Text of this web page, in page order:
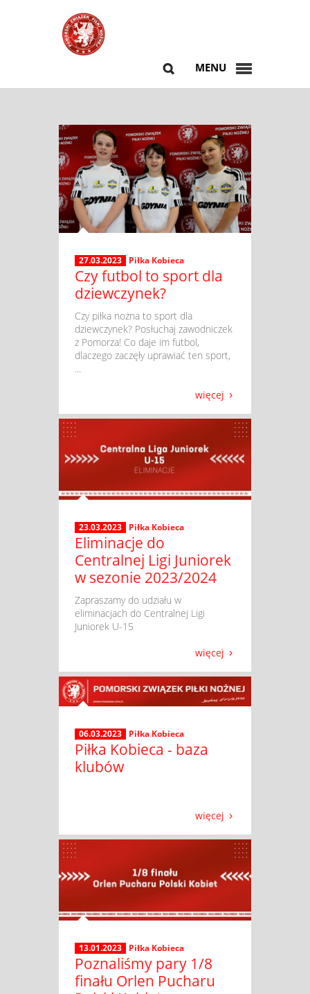
MENU
27.03.2023 Piłka Kobieca
Czy futbol to sport dla
dziewczynek?
​ Czy piłka nożna to sport dla
dziewczynek? Posłuchaj zawodniczek
z Pomorza! Co daje im futbol,
dlaczego zaczęły uprawiać ten sport,
...
więcej
23.03.2023 Piłka Kobieca
Eliminacje do
Centralnej Ligi Juniorek
w sezonie 2023/2024
​ Zapraszamy do udziału w
eliminacjach do Centralnej Ligi
Juniorek U-15
więcej
06.03.2023 Piłka Kobieca
Piłka Kobieca - baza
klubów
więcej
13.01.2023 Piłka Kobieca
Poznaliśmy pary 1/8
finału Orlen Pucharu